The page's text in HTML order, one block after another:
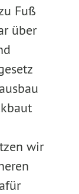
Fuß
über
wir